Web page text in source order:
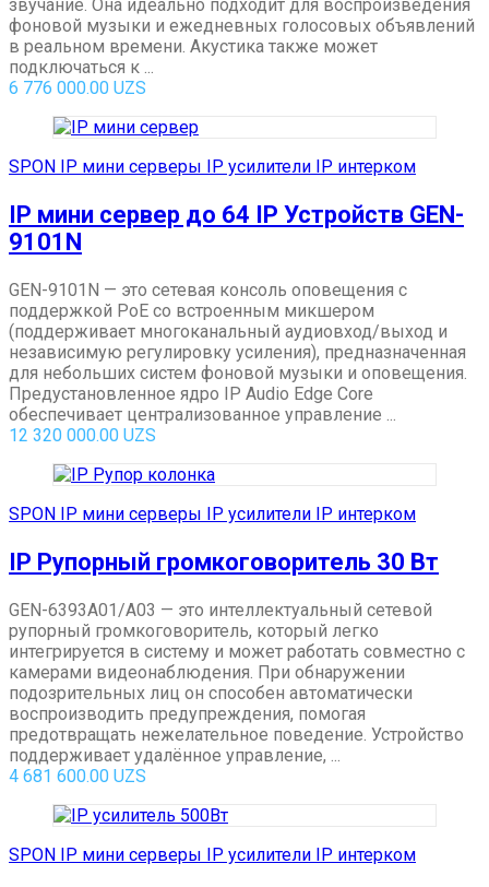
звучание. Она идеально подходит для воспроизведения
фоновой музыки и ежедневных голосовых объявлений
в реальном времени. Акустика также может
подключаться к ...
6 776 000.00 UZS
SPON IP мини серверы IP усилители IP интерком
IP мини сервер до 64 IP Устройств GEN-
9101N
GEN-9101N — это сетевая консоль оповещения с
поддержкой PoE со встроенным микшером
(поддерживает многоканальный аудиовход/выход и
независимую регулировку усиления), предназначенная
для небольших систем фоновой музыки и оповещения.
Предустановленное ядро IP Audio Edge Core
обеспечивает централизованное управление ...
12 320 000.00 UZS
SPON IP мини серверы IP усилители IP интерком
IP Рупорный громкоговоритель 30 Вт
GEN-6393A01/A03 — это интеллектуальный сетевой
рупорный громкоговоритель, который легко
интегрируется в систему и может работать совместно с
камерами видеонаблюдения. При обнаружении
подозрительных лиц он способен автоматически
воспроизводить предупреждения, помогая
предотвращать нежелательное поведение. Устройство
поддерживает удалённое управление, ...
4 681 600.00 UZS
SPON IP мини серверы IP усилители IP интерком